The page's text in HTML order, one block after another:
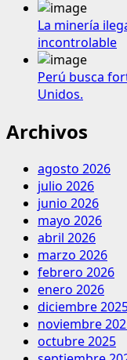
La minería
incontrolable
Perú busca
Unidos.
Archivos
agosto 2026
julio 2026
junio 2026
mayo 2026
abril 2026
marzo 2026
febrero 2026
enero 2026
diciembre
noviembre
octubre 2025